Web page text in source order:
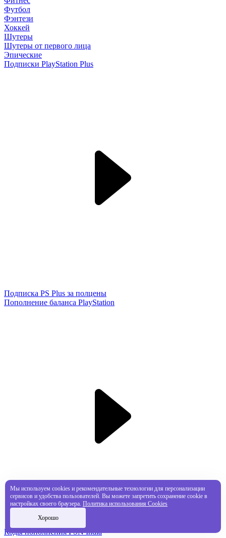
Футбол
Фэнтези
Хоккей
Шутеры
Шутеры от первого лица
Эпические
Подписки PlayStation Plus
Подписка PS Plus за полцены
Пополнение баланса PlayStation
Коды пополнения PSN India
Мы используем cookies и рекомендательные технологии для персонализации
сервисов и удобства пользователей. Вы можете запретить сохранение cookie в
настройках своего браузера. Политика использования Cookies
Хорошо